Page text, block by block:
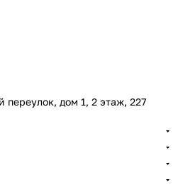
переулок, дом 1, 2 этаж, 227